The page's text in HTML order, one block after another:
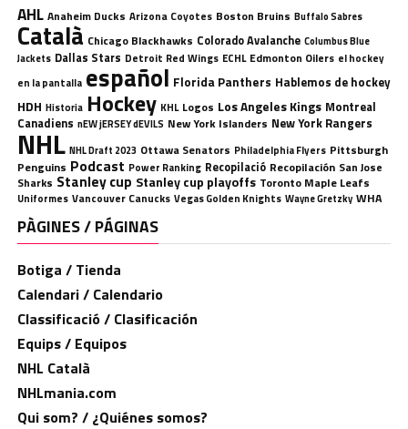
AHL Anaheim Ducks Arizona Coyotes Boston Bruins Buffalo Sabres
Català Chicago Blackhawks Colorado Avalanche Columbus Blue
Jackets Dallas Stars Detroit Red Wings ECHL Edmonton Oilers el hockey
en la pantalla español Florida Panthers Hablemos de hockey
HDH Historia Hockey KHL Logos Los Angeles Kings Montreal
Canadiens nEW jERSEY dEVILS New York Islanders New York Rangers
NHL NHL Draft 2023 Ottawa Senators Philadelphia Flyers Pittsburgh
Penguins Podcast Power Ranking Recopilació Recopilación San Jose
Sharks Stanley cup Stanley cup playoffs Toronto Maple Leafs
Uniformes Vancouver Canucks Vegas Golden Knights Wayne Gretzky WHA
PÀGINES / PÁGINAS
Botiga / Tienda
Calendari / Calendario
Classificació / Clasificación
Equips / Equipos
NHL Català
NHLmania.com
Qui som? / ¿Quiénes somos?